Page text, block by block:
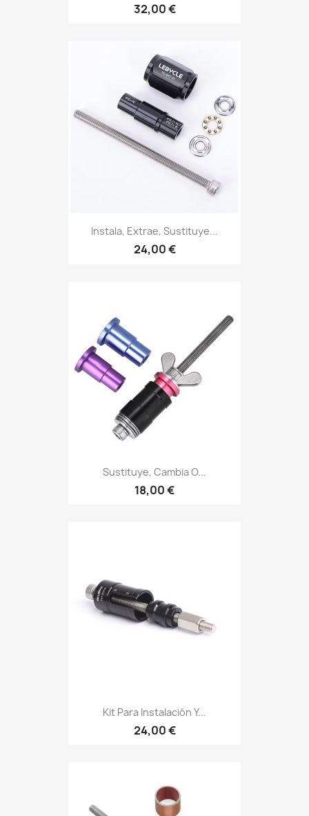
32,00 €
Instala, Extrae, Sustituye...
24,00 €
Sustituye, Cambia O...
18,00 €
Kit Para Instalación Y...
24,00 €